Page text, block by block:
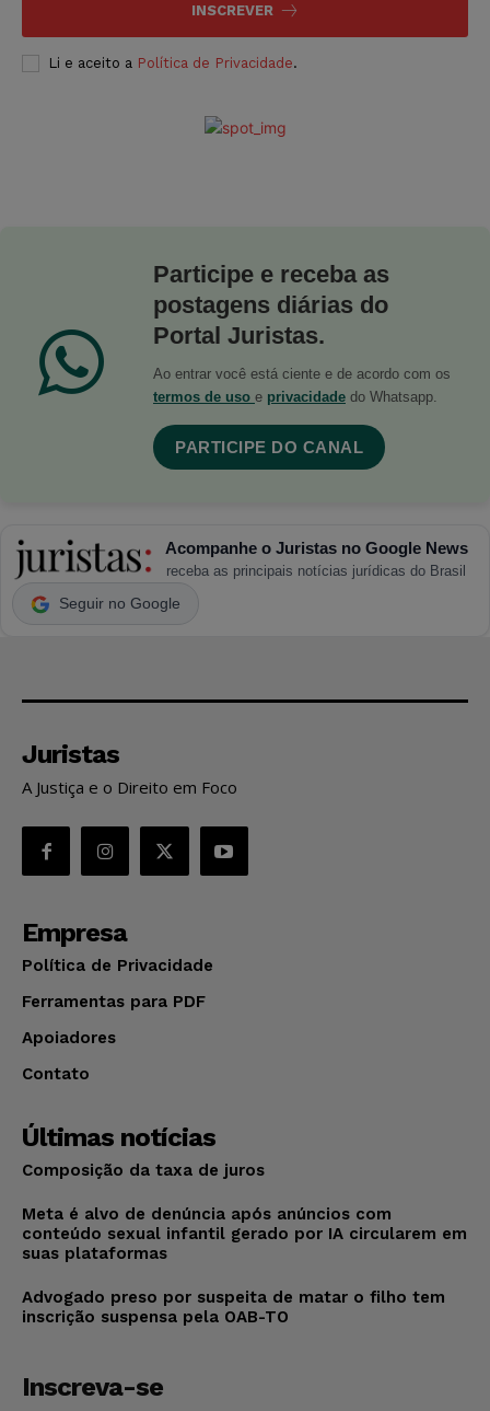
INSCREVER
Li e aceito a Política de Privacidade.
Participe e receba as
postagens diárias do
Portal Juristas.
Ao entrar você está ciente e de acordo com os
termos de uso e privacidade do Whatsapp.
PARTICIPE DO CANAL
Acompanhe o Juristas no Google News
receba as principais notícias jurídicas do Brasil
Seguir no Google
Juristas
A Justiça e o Direito em Foco
Empresa
Política de Privacidade
Ferramentas para PDF
Apoiadores
Contato
Últimas notícias
Composição da taxa de juros
Meta é alvo de denúncia após anúncios com
conteúdo sexual infantil gerado por IA circularem em
suas plataformas
Advogado preso por suspeita de matar o filho tem
inscrição suspensa pela OAB-TO
Inscreva-se